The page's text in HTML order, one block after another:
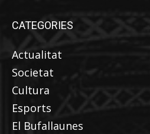
CATEGORIES
Actualitat
Societat
Cultura
Esports
El Bufallaunes